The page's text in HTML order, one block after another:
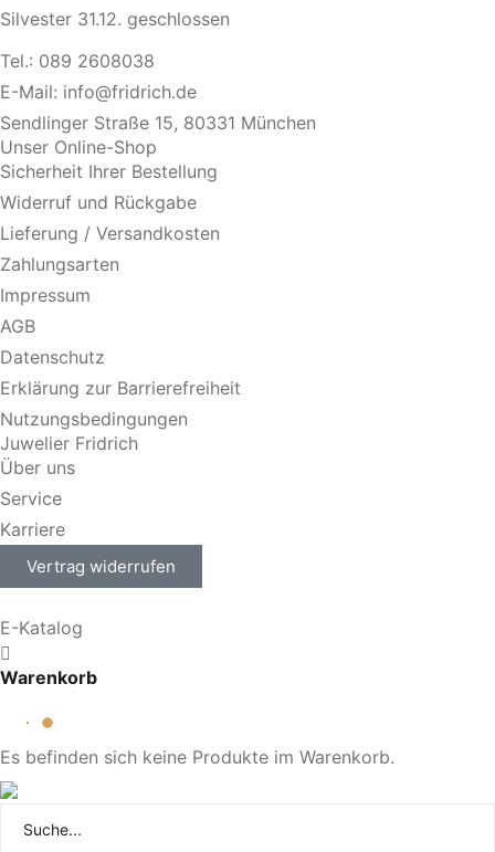
Silvester 31.12. geschlossen
Tel.: 089 2608038
E-Mail: info@fridrich.de
Sendlinger Straße 15, 80331 München
Unser Online-Shop
Sicherheit Ihrer Bestellung
Widerruf und Rückgabe
Lieferung / Versandkosten
Zahlungsarten
Impressum
AGB
Datenschutz
Erklärung zur Barrierefreiheit
Nutzungsbedingungen
Juwelier Fridrich
Über uns
Service
Karriere
Vertrag widerrufen
E-Katalog
Warenkorb
Es befinden sich keine Produkte im Warenkorb.